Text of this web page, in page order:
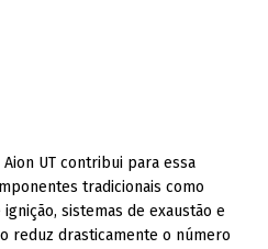
UT contribui para essa
tradicionais como
sistemas de exaustão e
reduz drasticamente o número